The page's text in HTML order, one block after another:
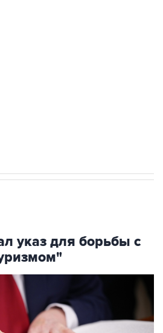
указ для борьбы с